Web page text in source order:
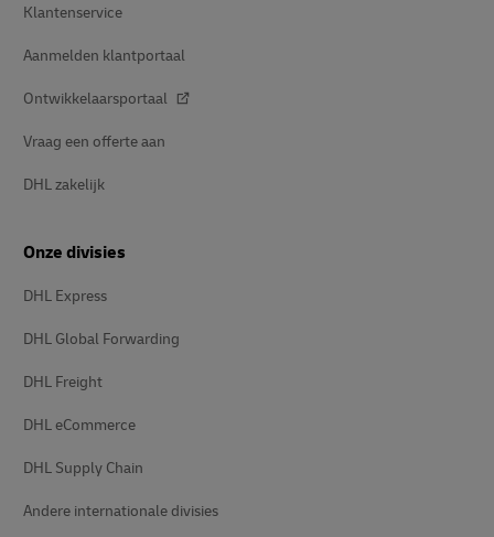
Klantenservice
Aanmelden klantportaal
Ontwikkelaarsportaal
Vraag een offerte aan
DHL zakelijk
Onze divisies
DHL Express
DHL Global Forwarding
DHL Freight
DHL eCommerce
DHL Supply Chain
Andere internationale divisies